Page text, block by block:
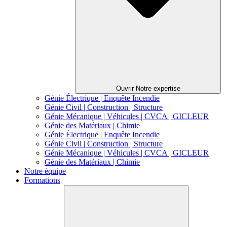
Ouvrir Notre expertise
Génie Électrique | Enquête Incendie
Génie Civil | Construction | Structure
Génie Mécanique | Véhicules | CVCA | GICLEUR
Génie des Matériaux | Chimie
Génie Électrique | Enquête Incendie
Génie Civil | Construction | Structure
Génie Mécanique | Véhicules | CVCA | GICLEUR
Génie des Matériaux | Chimie
Notre équipe
Formations